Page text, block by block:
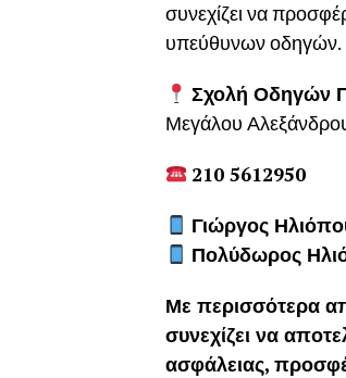
συνεχίζει να
υπεύθυνων οδηγών.
Σχολή Οδηγών
Μεγάλου
210 5612950
Γιώργος
Πολύδωρος
Με περισσότερα
συνεχίζει να
ασφάλειας,